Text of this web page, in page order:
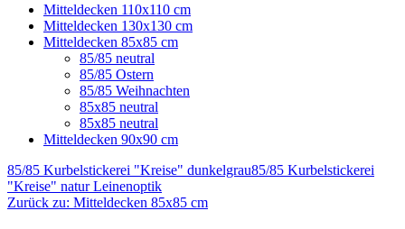
Mitteldecken 110x110 cm
Mitteldecken 130x130 cm
Mitteldecken 85x85 cm
85/85 neutral
85/85 Ostern
85/85 Weihnachten
85x85 neutral
85x85 neutral
Mitteldecken 90x90 cm
85/85 Kurbelstickerei "Kreise" dunkelgrau85/85 Kurbelstickerei
"Kreise" natur Leinenoptik
Zurück zu: Mitteldecken 85x85 cm